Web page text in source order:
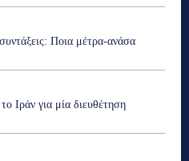
Ποια μέτρα-ανάσα
Ιράν για μία διευθέτηση